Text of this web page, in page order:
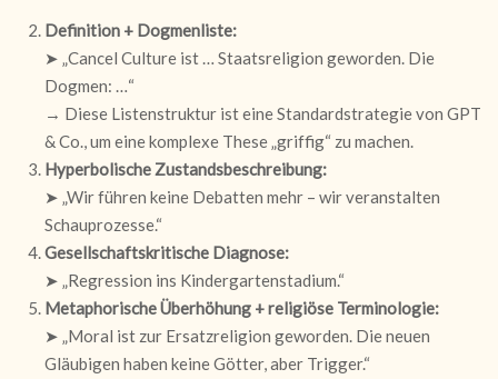
Definition + Dogmenliste:
➤ „Cancel Culture ist … Staatsreligion geworden. Die
Dogmen: …“
→ Diese Listenstruktur ist eine Standardstrategie von GPT
& Co., um eine komplexe These „griffig“ zu machen.
Hyperbolische Zustandsbeschreibung:
➤ „Wir führen keine Debatten mehr – wir veranstalten
Schauprozesse.“
Gesellschaftskritische Diagnose:
➤ „Regression ins Kindergartenstadium.“
Metaphorische Überhöhung + religiöse Terminologie:
➤ „Moral ist zur Ersatzreligion geworden. Die neuen
Gläubigen haben keine Götter, aber Trigger.“